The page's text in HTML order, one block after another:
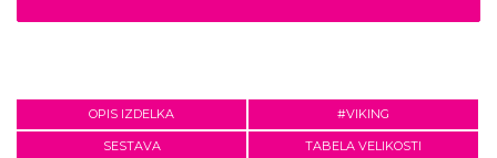
OPIS IZDELKA #VIKING
SESTAVA TABELA VELIKOSTI